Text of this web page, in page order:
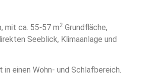
mit ca. 55-57 m2 Grundfläche,
Seeblick, Klimaanlage und
einen Wohn- und Schlafbereich.